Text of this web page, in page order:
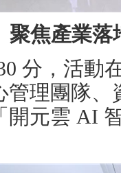
聚焦產業
分，活
管理團隊
開元雲 AI